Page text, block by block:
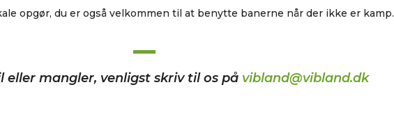
opgør, du er også velkommen til at benytte banerne når der ikke er kamp.
eller mangler, venligst skriv til os på vibland@vibland.dk